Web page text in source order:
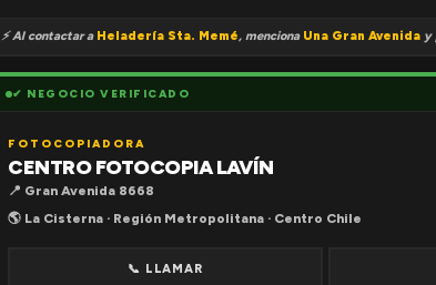
⚡ Al contactar a Heladería Sta. Memé, menciona Una Gran Avenida y
✔ NEGOCIO VERIFICADO
FOTOCOPIADORA
CENTRO FOTOCOPIA LAVÍN
📍 Gran Avenida 8668
🌎 La Cisterna · Región Metropolitana · Centro Chile
📞 LLAMAR